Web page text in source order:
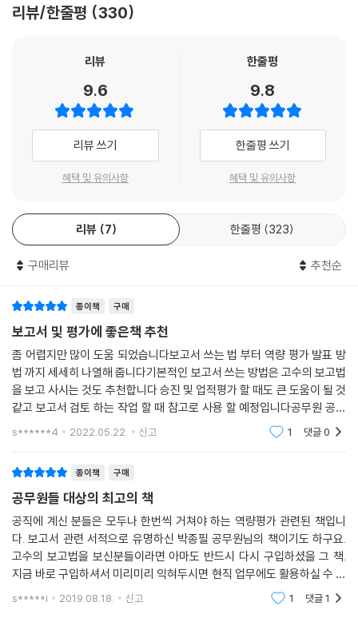
· 분석하기 | 합리적으로 자원을 나누자
원칙 2 | 상대가 이상하면? - 논리로 대응하자
원칙 3 | 조정이 필요하다면? - 교환 대신 양보하자
원칙 4 | 내 편으로 만들려면? - 부분의 스토리로 대응하자
생각 쉬어가기 4 토론의 신이 되고 싶다면, 시나리오를 버려라!
8장 역할연기하기 Role Play
· 본질찾기 | 나와 다른 생각을 내 쪽으로 끌고 오기
· 표현하기 | 누구나 공감하게 만드는 설득법 4단계
단계 1 | 신뢰주기 → 상대의 마음을 열자
단계 2 | 확인하기 → 상대의 속을 읽자
단계 4 | 정리하기 → ‘상대’가 아니라 ‘우리’가 되자
9장 역량 / NCS 기반 면접 보기 Interview
· 본질찾기 | 상대방과 나를 이어주기
· 경험면접 | 구체적으로 나의 행동 설명하기
· 상황면접 | 논리적으로 나의 판단 제시하기
· 일반면접 | 진정성으로 나의 내면 소개하기
원칙 1 | 애매하다고? - 질문으로 정리하자
원칙 2 | 잘 안다고? - 흥분하지 말자
원칙 3 | 말 잘하고 싶다면? - 끊어치고 정리하자
원칙 4 | 위기라면? - 진정성으로 탈출하자
생각 쉬어가기 6 자기소개서 쓰기 - 나의 과거를 알리지 말라!
기업별 역량평가 종류가 다양한 데다, 개인의 능력이 천차만별이기 때문이
전히 ‘내 것’으로 만들기 쉽지 않다는 이야기다.
이에 《고수의 보고법》의 저자 박종필이 《고수의 역량평가 대처법》을 들고
돌아왔다.
그는 “역량평가는 내 생각을, 상대방의 눈으로, 나만의 스토리로, 남과 다
르게 엮으면 된다”고 조언한다. 그 방법을 그는 ‘역량발휘법 3단계’로 설명
저자는 고려대 사학과를 졸업하고 연세대와 영국 버밍엄대학에서 행정학
석사 학위를 취득했다. 1994년 제38회 행정 고등고시에 합격한 후 줄곧
고용노동부에서 근무하였고, 강원지청장과 경북지방노동위원회 위원장
그는 최근 20년 이래 고용노동부의 최장수 기획재정담당관이었을 정도로
기획과 보고 업무에 관한 한 탁월한 실력을 인정받고 있다. 그래서 공무원
들 사이에서는 ‘보고의 고수’로 불리며, 지은 책으로 《고수의 보고법》이 있
다.
역량은 특정 분야의 지식이나 기술이 아니라 ‘어떤 일이나 문제를 해결하
는 힘’이다. 따라서 ‘역량평가’는 조직에서 자주 일어나는 상황을 모의과제
하는 것이다.
저자에 따르면 조직은 역량평가 과정을 통해 3가지 능력을 보고자 한다.
즉, 생각을 정리하는 능력, 남과 소통하는 능력, 그리고 플러스알파 능력,
즉 스토리텔링 능력이다. 기존의 정보를 모아서 나열하지 않고, 그것을 덩
어리로 묶어서 새로운 의미, 즉 스토리를 만드는 능력을 보고자 하는 것이
다.
리뷰/한줄평 330
리뷰
9.6
리뷰 쓰기
혜택 및 유의사항
한줄평
9.8
한줄평 쓰기
혜택 및 유의사항
리뷰 7 한줄평 323
구매리뷰 추천순
종이책 구매
보고서 및 평가에 좋은책 추천
좀 어렵지만 많이 도움 되었습니다보고서 쓰는 법 부터 역량 평가 발표 방
법 까지 세세히 나열해 줍니다기본적인 보고서 쓰는 방법은 고수의 보고법
을 보고 사시는 것도 추천합니다 승진 및 업적평가 할 때도 큰 도움이 될 것
같고 보고서 검토 하는 작업 할 때 참고로 사용 할 예정입니다공무원 공공
기관 재직자들은 한번 쯤 봐야 할 책입니다신입사원들도 필독을 추천합니
s******4 2022.05.22. 신고 1 댓글0
종이책 구매
공무원들 대상의 최고의 책
공직에 계신 분들은 모두나 한번씩 거쳐야 하는 역량평가 관련된 책입니
다. 보고서 관련 서적으로 유명하신 박종필 공무원님의 책이기도 하구요.
고수의 보고법을 보신분들이라면 아마도 반드시 다시 구입하셨을 그 책.
지금 바로 구입하셔서 미리미리 익혀두시면 현직 업무에도 활용하실 수 있
으며 향후 시험에서도 도움이 되리라 의심하지 않습니다.특히, 맨 뒤 편에
s*****i 2019.08.18. 신고 1 댓글1